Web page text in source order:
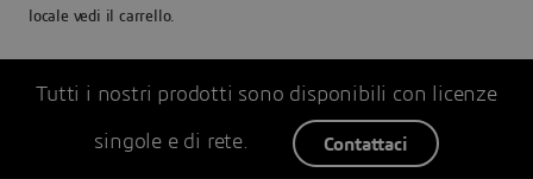
locale vedi il carrello.
Tutti i nostri prodotti sono disponibili con licenze
singole e di rete. Contattaci